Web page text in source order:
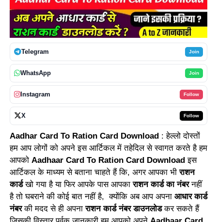
Telegram Join
WhatsApp Join
Instagram Follow
X Follow
Aadhar Card To Ration Card Download : हेल्लो दोस्तों
हम आप लोगों को अपने इस आर्टिकल में तहेदिल से स्वागत करते है हम
आपको Aadhaar Card To Ration Card Download इस
आर्टिकल के माध्यम से बताना चाहते हैं कि, अगर आपका भीराशन
कार्डखो गया है या फिर आपके पास आपकाराशन कार्ड का नंबरनहीं
है तो घबराने की कोई बात नहीं है, क्योंकि अब आप अपना आधार कार्ड
नंबरकी मदद से ही अपनाराशन कार्ड नंबर डाउनलोडकर सकते हैं